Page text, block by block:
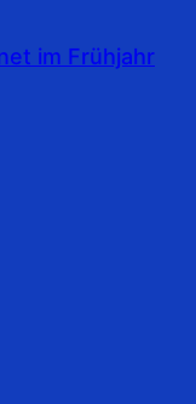
im Frühjahr